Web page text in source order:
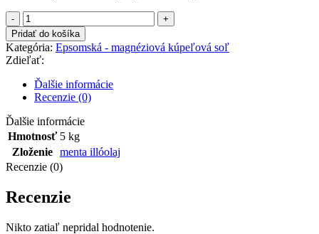
množstvo
Epsomská
–
magnéziová
kúpeľová
soľ
–
SPORT
4,5kg
Pridať do košíka
Kategória: Epsomská - magnéziová kúpeľová soľ
Zdieľať:
Ďalšie informácie
Recenzie (0)
Ďalšie informácie
Hmotnosť 5 kg
Zloženie menta illóolaj
Recenzie (0)
Recenzie
Nikto zatiaľ nepridal hodnotenie.